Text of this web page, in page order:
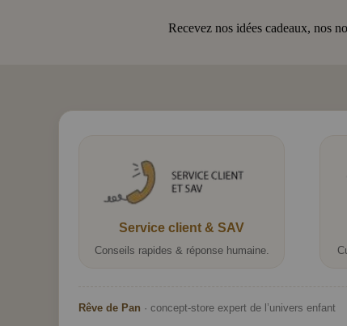
Recevez nos idées cadeaux, nos
Service client & SAV
Conseils rapides & réponse humaine.
Rêve de Pan · concept-store expert de l’univers enfant